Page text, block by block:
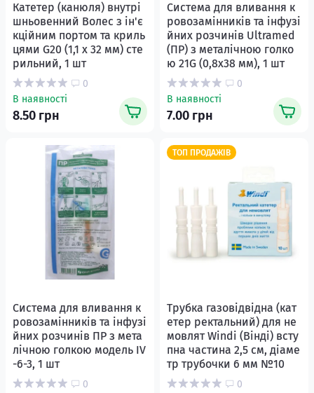
Катетер (канюля) внутрі
шньовенний Волес з ін'є
кційним портом та криль
цями G20 (1,1 х 32 мм) сте
рильний, 1 шт
0
В наявності
8.50 грн
Система для вливання к
ровозамінників та інфузі
йних розчинів Ultramed
(ПР) з металічною голко
ю 21G (0,8x38 мм), 1 шт
0
В наявності
7.00 грн
Система для вливання к
ровозамінників та інфузі
йних розчинів ПР з мета
лічною голкою модель IV
-6-3, 1 шт
0
ТОП ПРОДАЖІВ
Трубка газовідвідна (кат
етер ректальний) для не
мовлят Windi (Вінді) всту
пна частина 2,5 см, діаме
тр трубочки 6 мм №10
0